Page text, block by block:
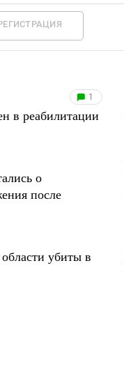
1
в реабилитации
о
после
убиты в